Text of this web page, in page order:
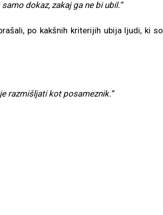
dokaz, zakaj ga ne bi ubil.“
po kakšnih kriterijih ubija ljudi, ki so
razmišljati kot posameznik.“